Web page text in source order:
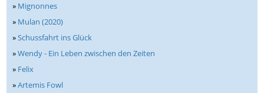
» Mignonnes
» Mulan (2020)
»Schussfahrt ins Glück
»Wendy - Ein Leben zwischen den Zeiten
» Felix
»Artemis Fowl